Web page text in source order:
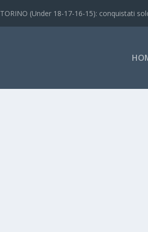
TORINO (Under 18-17-16-15): conquistati